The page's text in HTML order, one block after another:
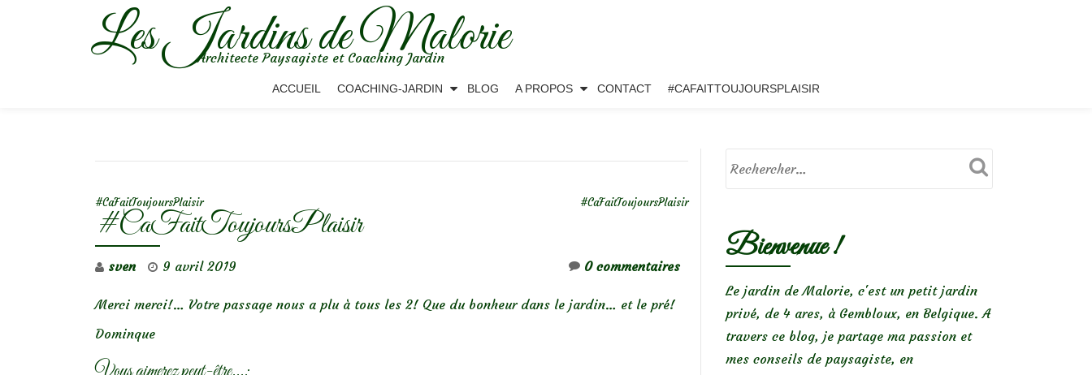
Les Jardins de Malorie
Architecte Paysagiste et Coaching Jardin
ACCUEIL COACHING-JARDIN BLOG A PROPOS CONTACT #CAFAITTOUJOURSPLAISIR
#CaFaitToujoursPlaisir #CaFaitToujoursPlaisir
#CaFaitToujoursPlaisir
sven 9 avril 2019 0 commentaires
Merci merci!… Votre passage nous a plu à tous les 2! Que du bonheur dans le jardin… et le pré!
Dominque
Bienvenue !
Le jardin de Malorie, c'est un petit jardin
privé, de 4 ares, à Gembloux, en Belgique. A
travers ce blog, je partage ma passion et
mes conseils de paysagiste, en